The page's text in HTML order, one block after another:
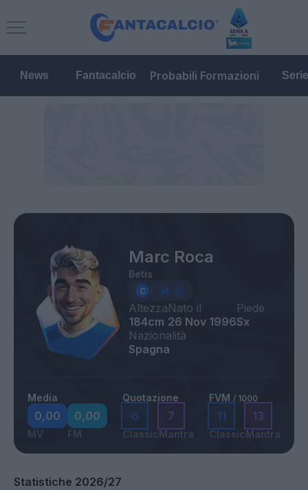
News Fantacalcio Probabili Formazioni
Marc Roca
Betis
Altezza
184cm
Nato il
26 Nov 1996
Piede
Sx
Nazionalità
Spagna
Media
0,00
MV
0,00
FM
Quotazione
6
Classic
7
Mantra
FVM / 1000
11
Classic
13
Mantra
Statistiche 2026/27